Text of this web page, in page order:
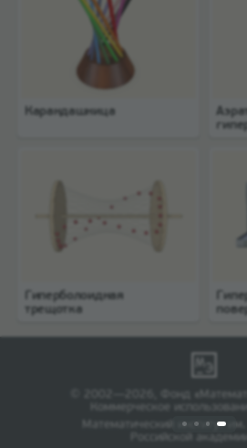
Карандашница
Гиперболоидная
трещотка
© 2002—2026, Фонд
Коммерческое
Математический институт
Российской